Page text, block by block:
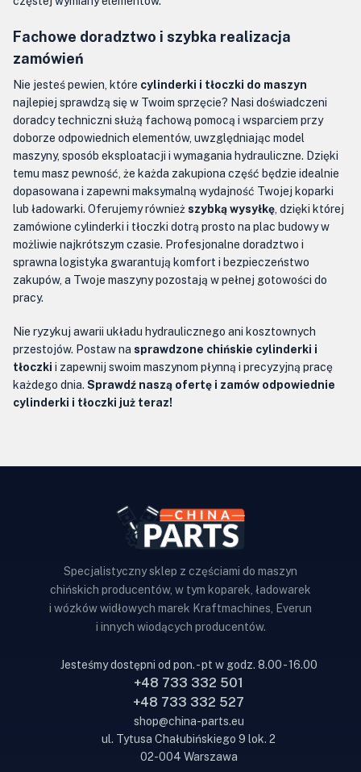
Fachowe doradztwo i szybka realizacja
zamówień
Nie jesteś pewien, które cylinderki i tłoczki do maszyn
najlepiej sprawdzą się w Twoim sprzęcie? Nasi doświadczeni
doradcy techniczni służą fachową pomocą i wsparciem przy
doborze odpowiednich elementów, uwzględniając model
maszyny, sposób eksploatacji i wymagania hydrauliczne. Dzięki
temu masz pewność, że każda zakupiona część będzie idealnie
dopasowana i zapewni maksymalną wydajność Twojej koparki
lub ładowarki. Oferujemy również szybką wysyłkę , dzięki której
zamówione cylinderki i tłoczki dotrą prosto na plac budowy w
możliwie najkrótszym czasie. Profesjonalne doradztwo i
sprawna logistyka gwarantują komfort i bezpieczeństwo
zakupów, a Twoje maszyny pozostają w pełnej gotowości do
pracy.
Nie ryzykuj awarii układu hydraulicznego ani kosztownych
przestojów. Postaw na sprawdzone chińskie cylinderki i
tłoczki i zapewnij swoim maszynom płynną i precyzyjną pracę
każdego dnia. Sprawdź naszą ofertę i zamów odpowiednie
cylinderki i tłoczki już teraz!
Specjalistyczny sklep z częściami do maszyn
chińskich producentów, w tym koparek, ładowarek
i wózków widłowych marek Kraftmachines, Everun
i innych wiodących producentów.
Jesteśmy dostępni od pon. - pt w godz. 8.00 - 16.00
+48 733 332 501
+48 733 332 527
shop@china-parts.eu
ul. Tytusa Chałubińskiego 9 lok. 2
02-004 Warszawa